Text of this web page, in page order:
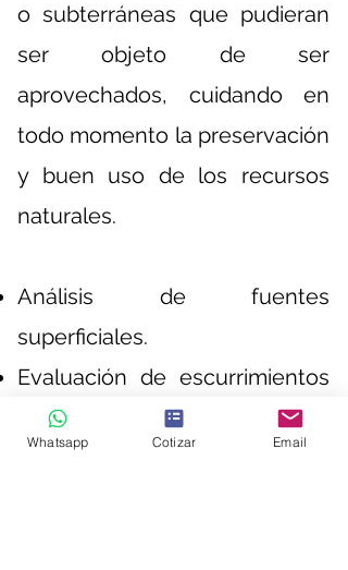
o subterráneas que pudieran
ser objeto de ser
aprovechados, cuidando en
todo momento la preservación
y buen uso de los recursos
naturales.
Análisis de fuentes
superficiales.
Evaluación de escurrimientos
anuales.
Análisis del ciclo hídrico y
Whatsapp Cotizar Email